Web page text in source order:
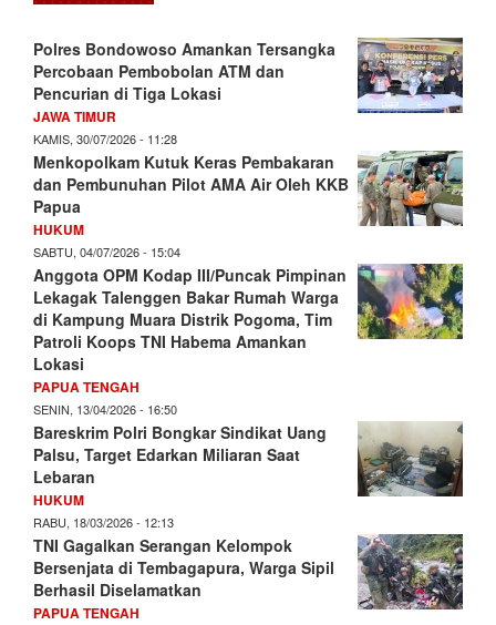
Polres Bondowoso Amankan Tersangka
Percobaan Pembobolan ATM dan
Pencurian di Tiga Lokasi
JAWA TIMUR
KAMIS, 30/07/2026 - 11:28
Menkopolkam Kutuk Keras Pembakaran
dan Pembunuhan Pilot AMA Air Oleh KKB
Papua
HUKUM
SABTU, 04/07/2026 - 15:04
Anggota OPM Kodap III/Puncak Pimpinan
Lekagak Talenggen Bakar Rumah Warga
di Kampung Muara Distrik Pogoma, Tim
Patroli Koops TNI Habema Amankan
Lokasi
PAPUA TENGAH
SENIN, 13/04/2026 - 16:50
Bareskrim Polri Bongkar Sindikat Uang
Palsu, Target Edarkan Miliaran Saat
Lebaran
HUKUM
RABU, 18/03/2026 - 12:13
TNI Gagalkan Serangan Kelompok
Bersenjata di Tembagapura, Warga Sipil
Berhasil Diselamatkan
PAPUA TENGAH